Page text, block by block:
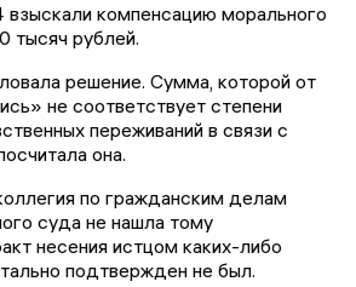
компенсацию морального
тысяч рублей.
решение. Сумма, которой от
не соответствует степени
переживаний в связи с
она.
по гражданским делам
суда не нашла тому
несения истцом каких-либо
подтвержден не был.